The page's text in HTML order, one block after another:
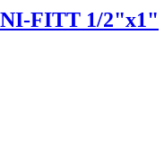
FITT 1/2"x1"